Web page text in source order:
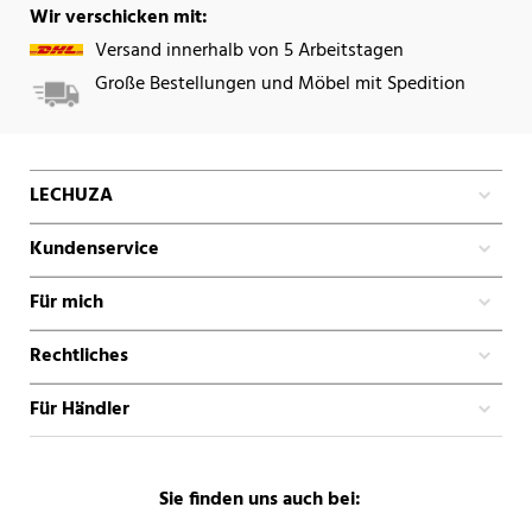
Wir verschicken mit:
Versand innerhalb von 5 Arbeitstagen
Große Bestellungen und Möbel mit Spedition
LECHUZA
Kundenservice
Für mich
Rechtliches
Für Händler
Sie finden uns auch bei: